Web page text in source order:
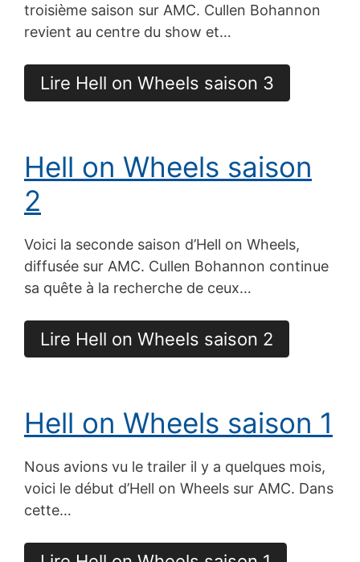
troisième saison sur AMC. Cullen Bohannon
revient au centre du show et…
Lire Hell on Wheels saison 3
Hell on Wheels saison
2
Voici la seconde saison d’Hell on Wheels,
diffusée sur AMC. Cullen Bohannon continue
sa quête à la recherche de ceux…
Lire Hell on Wheels saison 2
Hell on Wheels saison 1
Nous avions vu le trailer il y a quelques mois,
voici le début d’Hell on Wheels sur AMC. Dans
cette…